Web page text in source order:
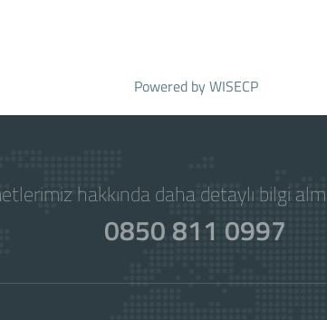
Powered byWISECP
hakkında daha detaylı bilgi
0850 811 0997